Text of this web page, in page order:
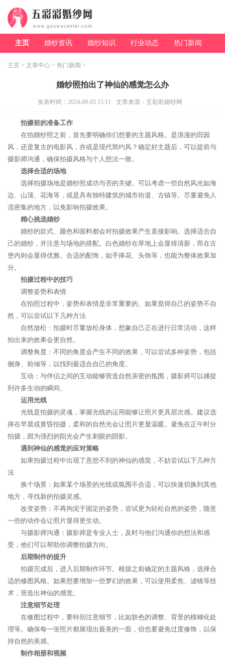
主页 婚纱资讯 婚纱知识 行业动态 热门新闻
主页 > 文章中心 > 热门新闻 >
婚纱照拍出了神仙的感觉怎么办
发表时间：2024-09-03 15:11 文章来源：五彩彩婚纱网
拍摄前的准备工作
在拍婚纱照之前，首先要明确你们想要的主题风格。是浪漫的田园
风，还是复古的电影风，亦或是现代简约风？确定好主题后，可以提前与
摄影师沟通，确保拍摄风格与个人想法一致。
选择合适的场地
选择拍摄场地是婚纱照成功与否的关键。可以考虑一些自然风光如海
边、山顶、花海等，或是具有独特建筑的城市街道、古镇等。尽量避免人
流密集的地方，以免影响拍摄效果。
精心挑选婚纱
婚纱的款式、颜色和面料都会对拍摄效果产生直接影响。选择适合自
己的婚纱，并注意与场地的搭配。白色婚纱在草地上会显得清新，而在古
堡内则会显得优雅。合适的配饰，如手捧花、头饰等，也能为整体效果加
分。
拍摄过程中的技巧
调整姿势和表情
在拍照过程中，姿势和表情是非常重要的。如果觉得自己的姿势不自
然，可以尝试以下几种方法
自然放松：拍摄时尽量放松身体，想象自己正在进行日常活动，这样
拍出来的效果会更自然。
调整角度：不同的角度会产生不同的效果，可以尝试多种姿势，包括
侧身、前倾等，以找到最适合自己的角度。
互动：与伴侣之间的互动能够营造自然亲密的氛围，摄影师可以捕捉
到许多生动的瞬间。
运用光线
光线是拍摄的灵魂，掌握光线的运用能够让照片更具层次感。建议选
择在早晨或黄昏拍摄，柔和的自然光会让照片更显温暖。避免在正午时分
拍摄，因为强烈的阳光会产生刺眼的阴影。
遇到神仙的感觉的应对策略
如果拍摄过程中出现了意想不到的神仙的感觉，不妨尝试以下几种方
法
换个场景：如果某个场景的光线或氛围不合适，可以快速切换到其他
地方，寻找新的拍摄灵感。
改变姿势：不再拘泥于固定的姿势，尝试更为轻松自然的姿势，随意
一些的动作会让照片显得更生动。
与摄影师沟通：摄影师是专业人士，及时与他们沟通你的想法和感
受，他们可以帮助你调整拍摄方向。
后期制作的提升
拍摄完成后，进入后期制作环节。根据之前确定的主题风格，选择合
适的修图风格。如果想要增加一些梦幻的效果，可以使用柔焦、滤镜等技
术，营造出神仙的感觉。
注意细节处理
在修图过程中，要特别注意细节，比如肤色的调整、背景的模糊化处
理等。确保每一张照片都展现出最美的一面，但也要避免过度修饰，以保
持自然的美感。
制作相册和视频